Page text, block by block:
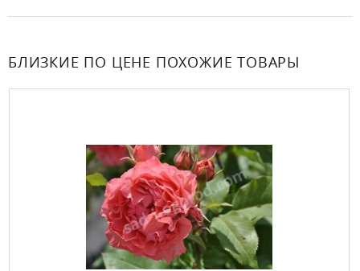
БЛИЗКИЕ ПО ЦЕНЕ ПОХОЖИЕ ТОВАРЫ